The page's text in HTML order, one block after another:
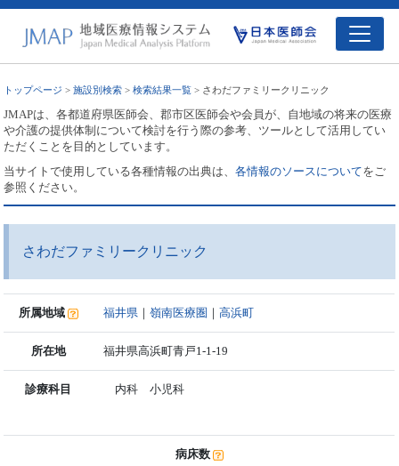
トップページ >施設別検索 >検索結果一覧 > さわだファミリークリニック
JMAPは、各都道府県医師会、郡市区医師会や会員が、自地域の将来の医療
や介護の提供体制について検討を行う際の参考、ツールとして活用してい
ただくことを目的としています。
当サイトで使用している各種情報の出典は、各情報のソースについてをご
参照ください。
さわだファミリークリニック
所属地域 福井県 ｜嶺南医療圏 ｜高浜町
所在地 福井県高浜町青戸1-1-19
診療科目 内科 小児科
病床数